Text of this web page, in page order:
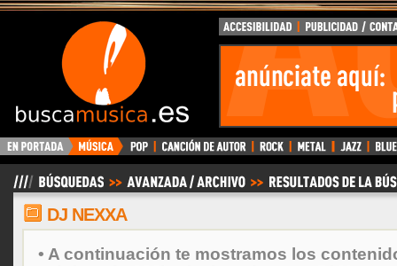
BuscaMusica.es
DJ NEXXA
• A continuación te mostramos los